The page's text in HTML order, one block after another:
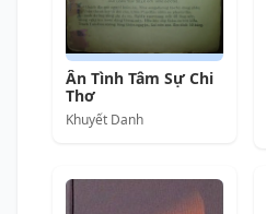
Ân Tình Tâm Sự Chi
Thơ
Khuyết Danh